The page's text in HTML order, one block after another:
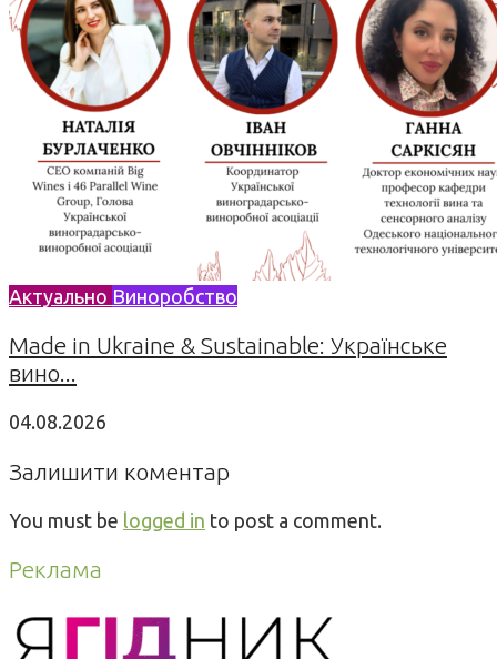
Актуально Виноробство
Made in Ukraine & Sustainable: Українське
вино...
04.08.2026
Залишити коментар
You must be logged in to post a comment.
Реклама